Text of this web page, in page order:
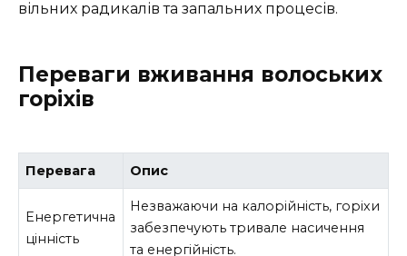
вільних радикалів та запальних процесів.
Переваги вживання волоських
горіхів
Перевага Опис
Енергетична
цінність
Незважаючи на калорійність, горіхи
забезпечують тривале насичення
та енергійність.